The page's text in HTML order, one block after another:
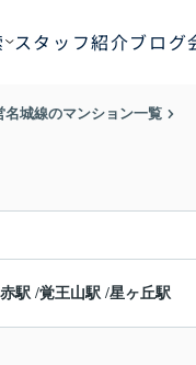
スタッフ紹介ブログ
名城線のマンション一覧
駅 /覚王山駅 /星ヶ丘駅